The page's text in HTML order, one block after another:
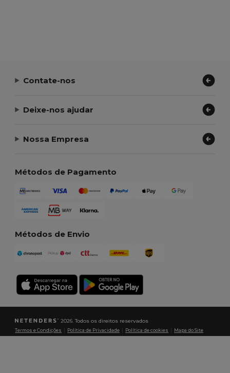
Contate-nos
Deixe-nos ajudar
Nossa Empresa
Métodos de Pagamento
Métodos de Envio
2026. Todos os direitos reservados
Termos e Condições Política de Privacidade Política de cookies Mapa do Site